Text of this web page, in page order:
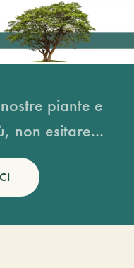
piante e
non esitare...